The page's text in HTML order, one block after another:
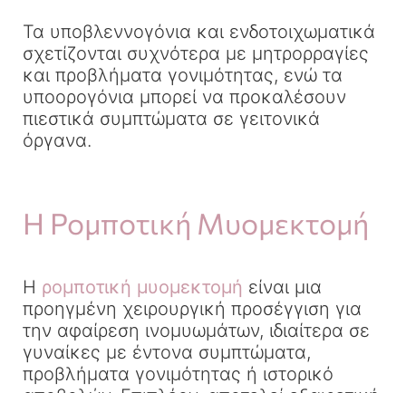
Τα υποβλεννογόνια και ενδοτοιχωματικά
σχετίζονται συχνότερα με μητρορραγίες
και προβλήματα γονιμότητας, ενώ τα
υποορογόνια μπορεί να προκαλέσουν
πιεστικά συμπτώματα σε γειτονικά
όργανα.
Η Ρομποτική Μυομεκτομή
Η ρομποτική μυομεκτομή είναι μια
προηγμένη χειρουργική προσέγγιση για
την αφαίρεση ινομυωμάτων, ιδιαίτερα σε
γυναίκες με έντονα συμπτώματα,
προβλήματα γονιμότητας ή ιστορικό